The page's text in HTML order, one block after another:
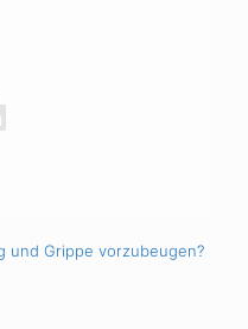
und Grippe vorzubeugen?